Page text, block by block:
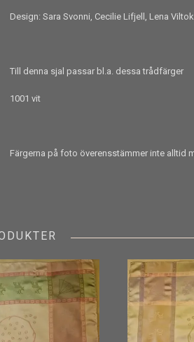
Design: Sara Svonni, Cecilie Lifjell, Lena
Till denna sjal passar bl.a. dessa trådfärger
1001 vit
Färgerna på foto överensstämmer inte alltid